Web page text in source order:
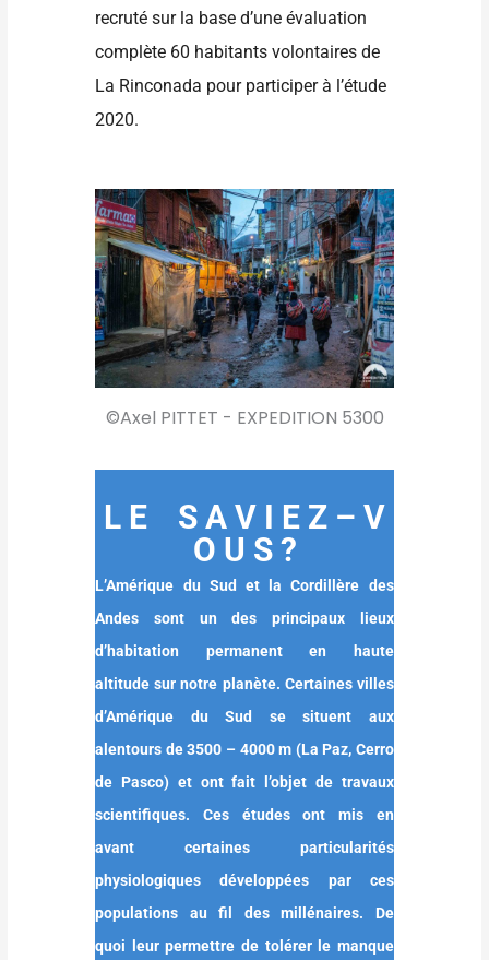
recruté sur la base d’une évaluation
complète 60 habitants volontaires de
La Rinconada pour participer à l’étude
2020.
©Axel PITTET - EXPEDITION 5300
L E S A V I E Z – V
O U S ?
L’Amérique du Sud et la Cordillère des
Andes sont un des principaux lieux
d’habitation permanent en haute
altitude sur notre planète. Certaines villes
d’Amérique du Sud se situent aux
alentours de 3500 – 4000 m (La Paz, Cerro
de Pasco) et ont fait l’objet de travaux
scientifiques. Ces études ont mis en
avant certaines particularités
physiologiques développées par ces
populations au fil des millénaires. De
quoi leur permettre de tolérer le manque